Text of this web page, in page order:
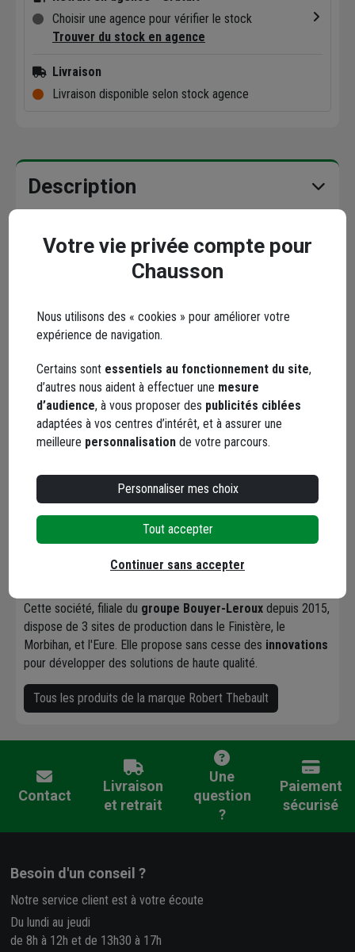
Choisir une agence pour vérifier le stock
Trouver du stock en agence
Livraison
Livraison disponible selon stock agence
Description
Caractéristiques
Marque Robert Thebault
Spécialiste de la fabrication de produits en béton
l'entreprise
propose des solutions pour le
Bâtiment, les Travaux Publics, et l'Agriculture.
Son catalogue, composé de plus de 2000 références,
éléments d'assainissement non collectif, des boîtes
Cette société, filiale du groupe Bouyer-Leroux depuis 2015,
dispose de 3 sites de production dans le Finistère, le
Morbihan, et l'Eure. Elle propose sans cesse des innovations
pour développer des solutions de haute qualité.
Tous les produits de la marque Robert Thebault
Contact
Livraison
et retrait
Une
question
?
Paiement
sécurisé
Besoin d'un conseil ?
Notre service client est à votre écoute
Du lundi au jeudi
de 8h à 12h et de 13h30 à 17h
Votre vie privée compte pour
Chausson
Nous utilisons des « cookies » pour améliorer votre
expérience de navigation.
Certains sont essentiels au fonctionnement du site,
d’autres nous aident à effectuer une mesure
d’audience, à vous proposer des publicités ciblées
adaptées à vos centres d’intérêt, et à assurer une
meilleure personnalisation de votre parcours.
Personnaliser mes choix
Tout accepter
Continuer sans accepter